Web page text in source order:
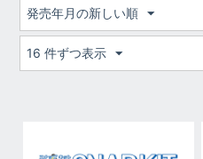
発売年月の新しい順
16 件ずつ表示